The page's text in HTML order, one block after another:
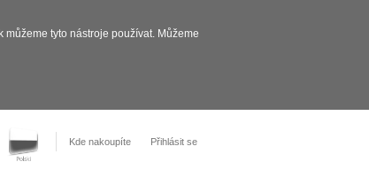
tyto nástroje používat. Můžeme
Kde nakoupíte Přihlásit se